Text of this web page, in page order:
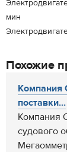
мин
Похожие
Компания
поставки...
Компания
судового